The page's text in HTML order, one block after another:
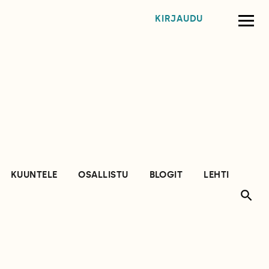
KIRJAUDU
KUUNTELE OSALLISTU BLOGIT LEHTI